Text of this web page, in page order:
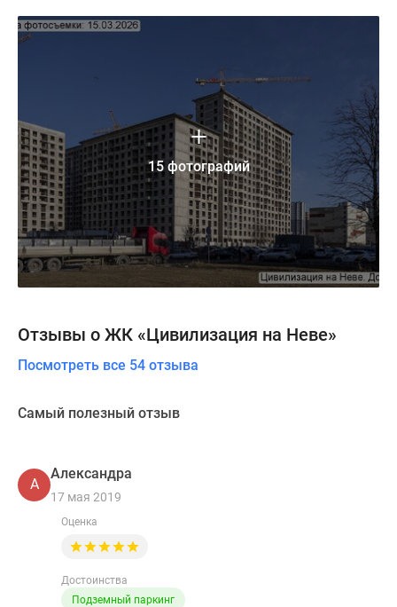
15 фотографий
Отзывы о ЖК «Цивилизация на Неве»
Посмотреть все 54 отзыва
Самый полезный отзыв
А
Александра
17 мая 2019
Оценка
Достоинства
Подземный паркинг